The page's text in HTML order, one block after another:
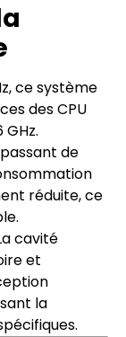
ce système
des CPU
passant de
réduite, ce
cavité
et
la